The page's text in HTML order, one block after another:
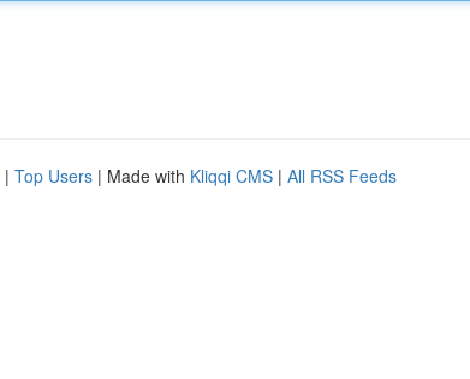
| Top Users | Made with Kliqqi CMS | All RSS Feeds